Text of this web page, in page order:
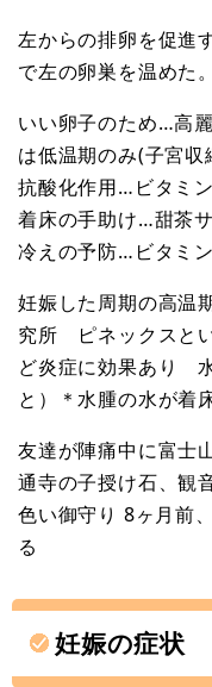
左からの排卵を促進
で左の卵巣を温めた。
いい卵子のため…高
は低温期のみ(子宮収
抗酸化作用…ビタミ
着床の手助け…甜茶
冷えの予防…ビタミ
妊娠した周期の高温
究所 ピネックスと
ど炎症に効果あり
と）＊水腫の水が着
友達が陣痛中に富士
通寺の子授け石、観
色い御守り 8ヶ月前
る
妊娠の症状